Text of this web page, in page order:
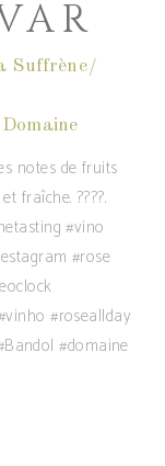
Suffrène
notes de fruits
fraîche. ????.
#vino
#rose
#roseallday
#domaine